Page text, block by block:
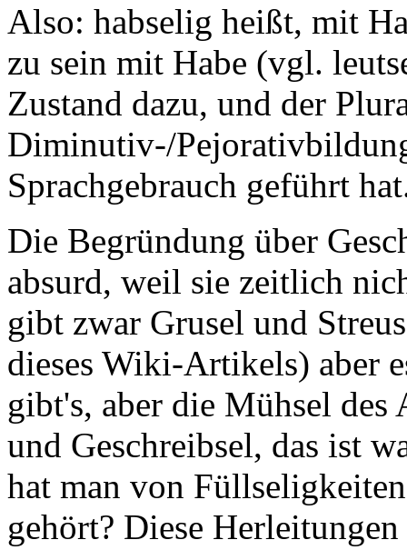
Also: habselig heißt, mit
zu sein mit Habe (vgl.
Zustand dazu, und der
Diminutiv-/
Sprachgebrauch geführt
Die Begründung über
absurd, weil sie zeitlich
gibt zwar Grusel und
dieses Wiki-Artikels) aber
gibt's, aber die Mühsel
und Geschreibsel, das ist
hat man von
gehört? Diese